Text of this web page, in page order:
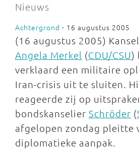
Nieuws
Achtergrond - 16 augustus 2005
(16 augustus 2005)
Angela Merkel (CDU/CSU)
verklaard een militaire
Iran-crisis uit te sluiten.
reageerde zij op
bondskanselier Schröder (
afgelopen zondag pleitte
diplomatieke aanpak.